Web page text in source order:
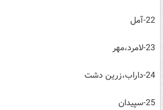
22-آمل
23-لامرد،مهر
24-داراب،زرین دشت
25-سپیدان